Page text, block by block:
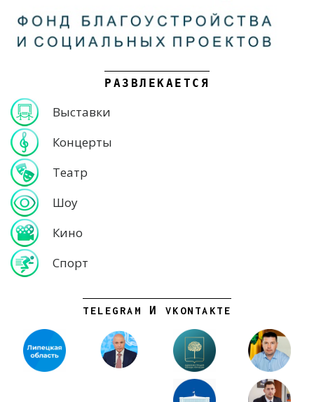
РАЗВЛЕКАЕТСЯ
Выставки
Концерты
Театр
Шоу
Кино
Спорт
TELEGRAM И VKONTAKTE